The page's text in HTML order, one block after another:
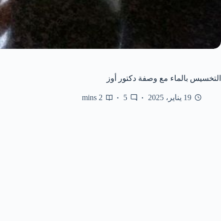
التخسيس بالماء مع وصفة دكتور أوز
19 يناير، 2025 5
2 mins